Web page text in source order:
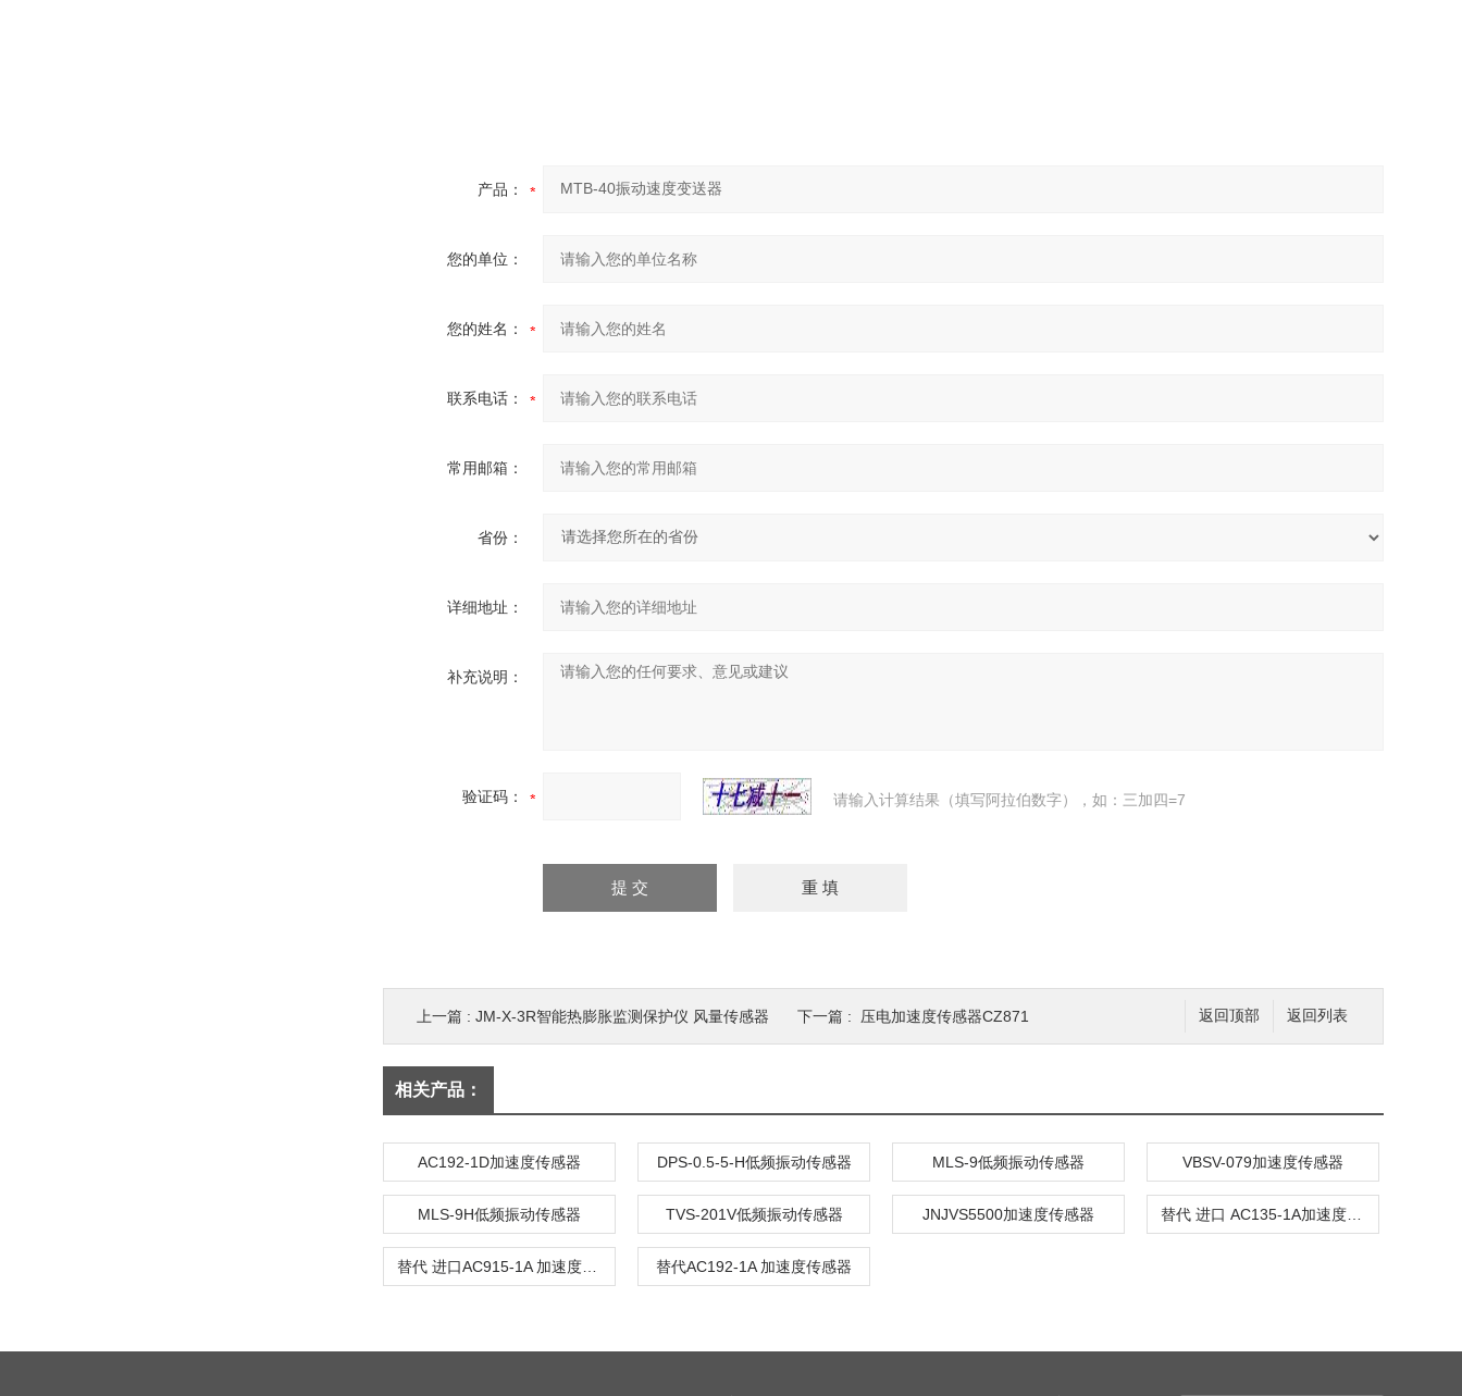
产品：
您的单位：
您的姓名：
联系电话：
常用邮箱：
省份：
详细地址：
补充说明：
验证码： 请输入计算结果（填写阿拉伯数字），如：三加四=7
返回列表
返回顶部
上一篇 : JM-X-3R智能热膨胀监测保护仪 风量传感器 下一篇 : 压电加速度传感器CZ871
相关产品：
AC192-1D加速度传感器 DPS-0.5-5-H低频振动传感器 MLS-9低频振动传感器 VBSV-079加速度传感器
MLS-9H低频振动传感器 TVS-201V低频振动传感器 JNJVS5500加速度传感器
替代AC192-1A 加速度传感器